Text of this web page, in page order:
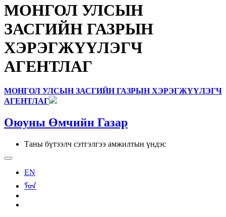
МОНГОЛ УЛСЫН
ЗАСГИЙН ГАЗРЫН
ХЭРЭГЖҮҮЛЭГЧ
АГЕНТЛАГ
МОНГОЛ УЛСЫН ЗАСГИЙН ГАЗРЫН ХЭРЭГЖҮҮЛЭГЧ
АГЕНТЛАГ
Оюуны Өмчийн Газар
Таны бүтээлч сэтгэлгээ амжилтын үндэс
EN
ᠮᠣᠨ